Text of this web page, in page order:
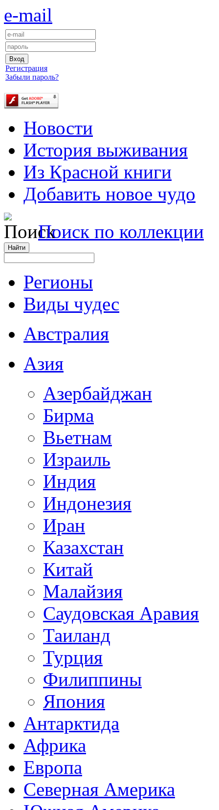
e-mail
Регистрация
Забыли пароль?
Новости
История выживания
Из Красной книги
Добавить новое чудо
Поиск по коллекции
Регионы
Виды чудес
Австралия
Азия
Азербайджан
Бирма
Вьетнам
Израиль
Индия
Индонезия
Иран
Казахстан
Китай
Малайзия
Саудовская Аравия
Таиланд
Турция
Филиппины
Япония
Антарктида
Африка
Европа
Северная Америка